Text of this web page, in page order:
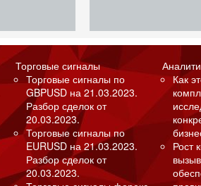
Торговые сигналы
Торговые сигналы по
GBPUSD на 21.03.2023.
Разбор сделок от
20.03.2023.
Торговые сигналы по
EURUSD на 21.03.2023.
Разбор сделок от
20.03.2023.
Как
Рост